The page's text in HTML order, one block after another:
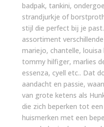
badpak, tankini,
strandjurkje of
stijl die perfect bij je
assortiment
mariejo, chantelle,
tommy hilfiger, marlies
essenza, cyell etc.. Dat
aandacht en passie,
van grote ketens als
die zich beperken tot
huismerken met een